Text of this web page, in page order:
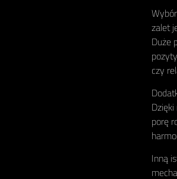
zalet
Duże
czy
porę
Inną